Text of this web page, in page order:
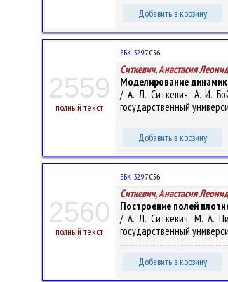
Добавить в корзину
2559
полный текст
ББК 32.97С56
Ситкевич, Анастасия
Моделирование
/ А. Л. Ситкевич, А. И.
государственный
Добавить в корзину
2560
полный текст
ББК 32.97С56
Ситкевич, Анастасия
Построение полей
/ А. Л. Ситкевич, М. А.
государственный
Добавить в корзину